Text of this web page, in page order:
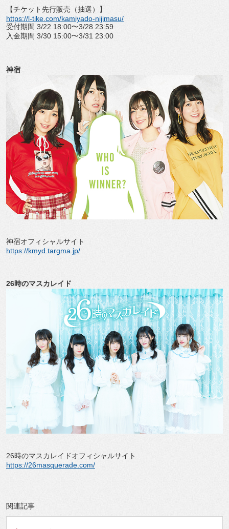
【チケット先行販売（抽選）】
https://l-tike.com/kamiyado-nijimasu/
受付期間 3/22 18:00〜3/28 23:59
入金期間 3/30 15:00〜3/31 23:00
神宿
神宿オフィシャルサイト
https://kmyd.targma.jp/
26時のマスカレイド
26時のマスカレイドオフィシャルサイト
https://26masquerade.com/
関連記事